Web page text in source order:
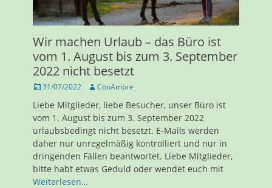
Wir machen Urlaub – das Büro ist
vom 1. August bis zum 3. September
2022 nicht besetzt
Veröffentlicht
31/07/2022 AutorConAmore
Liebe Mitglieder, liebe Besucher, unser Büro ist
vom 1. August bis zum 3. September 2022
urlaubsbedingt nicht besetzt. E-Mails werden
daher nur unregelmäßig kontrolliert und nur in
dringenden Fällen beantwortet. Liebe Mitglieder,
bitte habt etwas Geduld oder wendet euch mit
Weiterlesen…